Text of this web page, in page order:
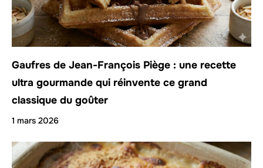
Gaufres de Jean-François Piège : une recette
ultra gourmande qui réinvente ce grand
classique du goûter
1 mars 2026